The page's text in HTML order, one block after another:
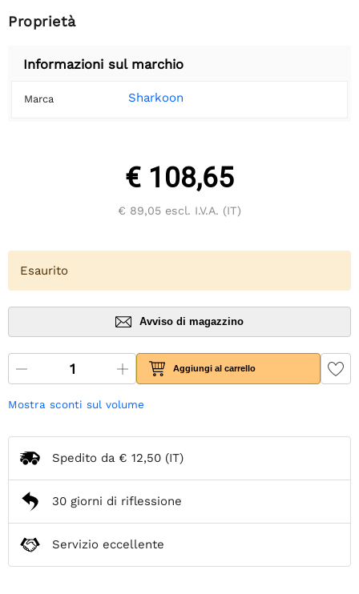
Proprietà
Informazioni sul marchio
Marca Sharkoon
€ 108,65
€ 89,05 escl. I.V.A. (IT)
Esaurito
Avviso di magazzino
Aggiungi al carrello
Mostra sconti sul volume
Spedito da € 12,50 (IT)
30 giorni di riflessione
Servizio eccellente